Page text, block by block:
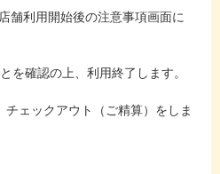
利用開始後の注意事項画面に
を確認の上、利用終了します。
チェックアウト（ご精算）をしま